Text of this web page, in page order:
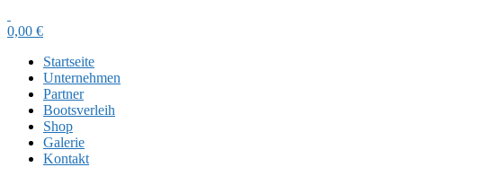
0,00 €
Startseite
Unternehmen
Partner
Bootsverleih
Shop
Galerie
Kontakt